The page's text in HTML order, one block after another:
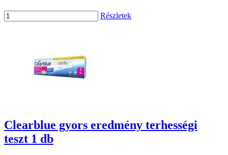
Részletek
Clearblue gyors eredmény terhességi
teszt 1 db